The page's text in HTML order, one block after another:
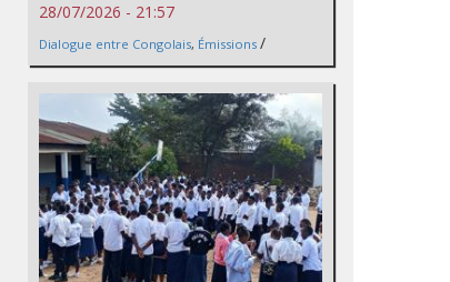
28/07/2026 - 21:57
Dialogue entre Congolais, Émissions /